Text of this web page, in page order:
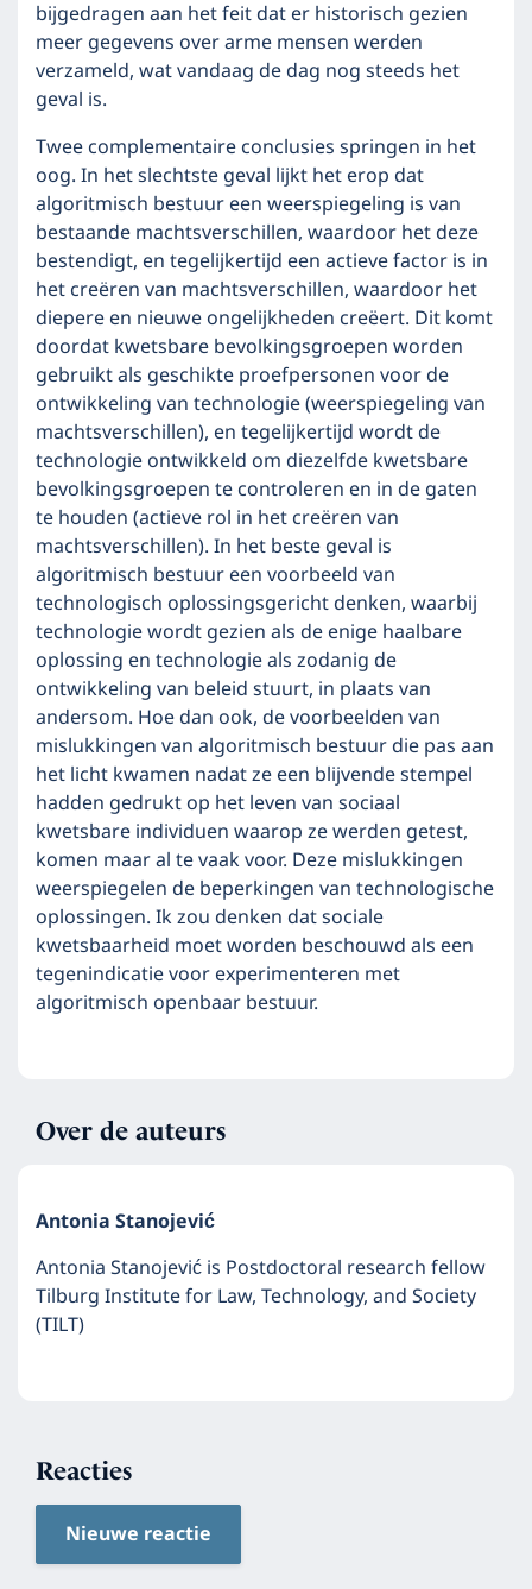
bijgedragen aan het feit dat er historisch gezien
meer gegevens over arme mensen werden
verzameld, wat vandaag de dag nog steeds het
geval is.
Twee complementaire conclusies springen in het
oog. In het slechtste geval lijkt het erop dat
algoritmisch bestuur een weerspiegeling is van
bestaande machtsverschillen, waardoor het deze
bestendigt, en tegelijkertijd een actieve factor is in
het creëren van machtsverschillen, waardoor het
diepere en nieuwe ongelijkheden creëert. Dit komt
doordat kwetsbare bevolkingsgroepen worden
gebruikt als geschikte proefpersonen voor de
ontwikkeling van technologie (weerspiegeling van
machtsverschillen), en tegelijkertijd wordt de
technologie ontwikkeld om diezelfde kwetsbare
bevolkingsgroepen te controleren en in de gaten
te houden (actieve rol in het creëren van
machtsverschillen). In het beste geval is
algoritmisch bestuur een voorbeeld van
technologisch oplossingsgericht denken, waarbij
technologie wordt gezien als de enige haalbare
oplossing en technologie als zodanig de
ontwikkeling van beleid stuurt, in plaats van
andersom. Hoe dan ook, de voorbeelden van
mislukkingen van algoritmisch bestuur die pas aan
het licht kwamen nadat ze een blijvende stempel
hadden gedrukt op het leven van sociaal
kwetsbare individuen waarop ze werden getest,
komen maar al te vaak voor. Deze mislukkingen
weerspiegelen de beperkingen van technologische
oplossingen. Ik zou denken dat sociale
kwetsbaarheid moet worden beschouwd als een
tegenindicatie voor experimenteren met
algoritmisch openbaar bestuur.
Over de auteurs
Antonia Stanojević
Antonia Stanojević is Postdoctoral research fellow
Tilburg Institute for Law, Technology, and Society
(TILT)
Reacties
Nieuwe reactie